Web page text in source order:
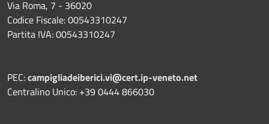
Via Roma, 7 - 36020
Codice Fiscale: 00543310247
Partita IVA: 00543310247
PEC:campigliadeiberici.vi@cert.ip-veneto.net
Centralino Unico: +39 0444 866030